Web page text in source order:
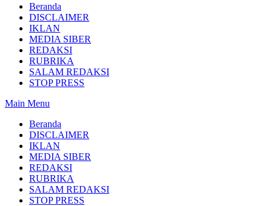
Beranda
DISCLAIMER
IKLAN
MEDIA SIBER
REDAKSI
RUBRIKA
SALAM REDAKSI
STOP PRESS
Main Menu
Beranda
DISCLAIMER
IKLAN
MEDIA SIBER
REDAKSI
RUBRIKA
SALAM REDAKSI
STOP PRESS